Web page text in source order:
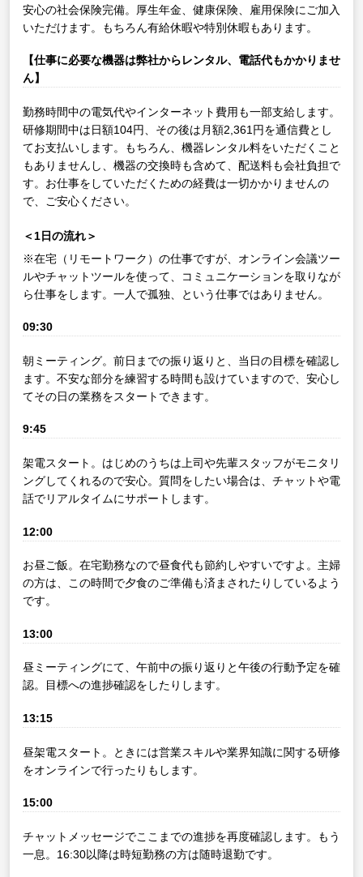
安心の社会保険完備。厚生年金、健康保険、雇用保険にご加入
いただけます。もちろん有給休暇や特別休暇もあります。
【仕事に必要な機器は弊社からレンタル、電話代もかかりませ
ん】
勤務時間中の電気代やインターネット費用も一部支給します。
研修期間中は日額104円、その後は月額2,361円を通信費とし
てお支払いします。もちろん、機器レンタル料をいただくこと
もありませんし、機器の交換時も含めて、配送料も会社負担で
す。お仕事をしていただくための経費は一切かかりませんの
で、ご安心ください。
＜1日の流れ＞
※在宅（リモートワーク）の仕事ですが、オンライン会議ツー
ルやチャットツールを使って、コミュニケーションを取りなが
ら仕事をします。一人で孤独、という仕事ではありません。
09:30
朝ミーティング。前日までの振り返りと、当日の目標を確認し
ます。不安な部分を練習する時間も設けていますので、安心し
てその日の業務をスタートできます。
9:45
架電スタート。はじめのうちは上司や先輩スタッフがモニタリ
ングしてくれるので安心。質問をしたい場合は、チャットや電
話でリアルタイムにサポートします。
12:00
お昼ご飯。在宅勤務なので昼食代も節約しやすいですよ。主婦
の方は、この時間で夕食のご準備も済まされたりしているよう
です。
13:00
昼ミーティングにて、午前中の振り返りと午後の行動予定を確
認。目標への進捗確認をしたりします。
13:15
昼架電スタート。ときには営業スキルや業界知識に関する研修
をオンラインで行ったりもします。
15:00
チャットメッセージでここまでの進捗を再度確認します。もう
一息。16:30以降は時短勤務の方は随時退勤です。